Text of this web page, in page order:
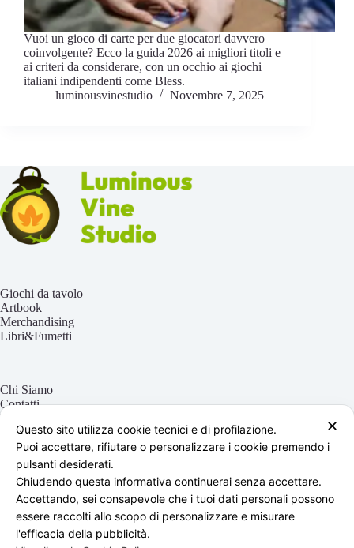
Vuoi un gioco di carte per due giocatori davvero
coinvolgente? Ecco la guida 2026 ai migliori titoli e
ai criteri da considerare, con un occhio ai giochi
italiani indipendenti come Bless.
luminousvinestudio
Novembre 7, 2025
Giochi da tavolo
Artbook
Merchandising
Libri&Fumetti
Chi Siamo
Contatti
Il mio account
Blog
Termini e Condizioni
Privacy e Cookie Policy
Spedizioni
Resi
✕
Questo sito utilizza cookie tecnici e di profilazione.
Puoi accettare, rifiutare o personalizzare i cookie premendo i
pulsanti desiderati.
Chiudendo questa informativa continuerai senza accettare.
Accettando, sei consapevole che i tuoi dati personali possono
essere raccolti allo scopo di personalizzare e misurare
l'efficacia della pubblicità.